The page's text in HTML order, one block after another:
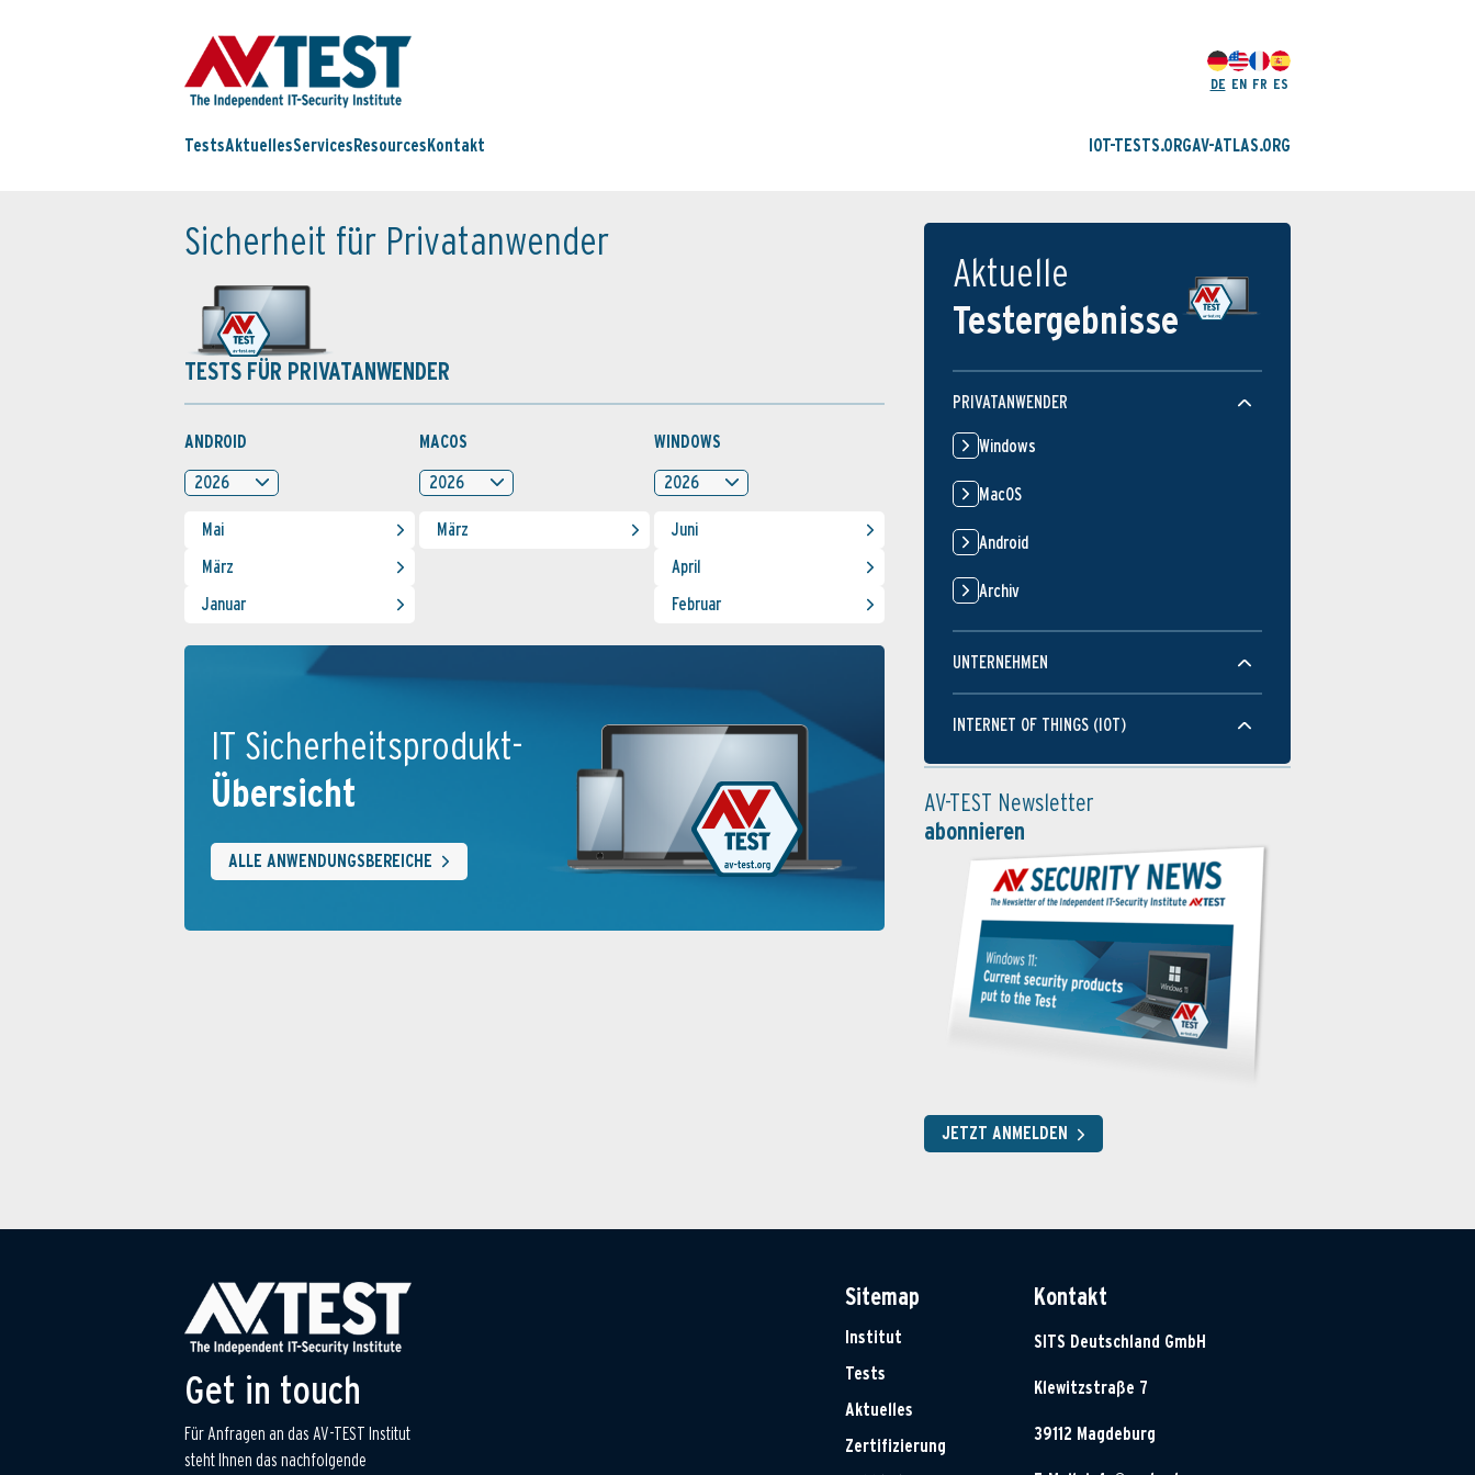
DE EN FR ES
TestsAktuellesServices Resources Kontakt IOT-TESTS.ORGAV-ATLAS.ORG
Sicherheit für Privatanwender
TESTS FÜR PRIVATANWENDER
ANDROID
2026
Mai
März
Januar
MACOS
2026
März
WINDOWS
2026
Juni
April
Februar
IT Sicherheits­produkt-
Übersicht
ALLE ANWENDUNGSBEREICHE
Aktuelle
Testergebnisse
PRIVATANWENDER
Windows
MacOS
Android
Archiv
UNTERNEHMEN
INTERNET OF THINGS (IOT)
AV-TEST Newsletter
abonnieren
JETZT ANMELDEN
Get in touch
Für Anfragen an das AV-TEST Institut
steht Ihnen das nachfolgende
Sitemap
Institut
Tests
Aktuelles
Zertifizierung
Kontakt
SITS Deutschland GmbH
Klewitzstraße 7
39112 Magdeburg